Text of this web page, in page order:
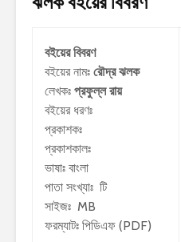
বইয়ের বিবরণ
বইয়ের নামঃ রৌদ্র ঝলক
লেখকঃ প্রফুল্ল রায়
বইয়ের ধরণঃ
প্রকাশকঃ
প্রকাশকালঃ
ভাষাঃ বাংলা
পাতা সংখ্যাঃ টি
সাইজঃ MB
ফরম্যাটঃ পিডিএফ (PDF)